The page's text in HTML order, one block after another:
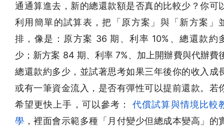
通通算進去，新的總還款額是否真的比較少？你可
利用簡單的試算表，把「原方案」與「新方案」
排，像是：原方案 36 期、利率 10%、總還款約
少；新方案 84 期、利率 7%、加上開辦費與代辦費
總還款約多少，並試著思考如果三年後你的收入成
或有一筆資金流入，是否有彈性可以提前還款。若
希望更快上手，可以參考：
代償試算與情境比較
學 ，裡面會示範多種「月付變少但總成本變高」的